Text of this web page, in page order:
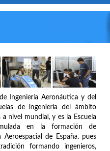
Ingeniería Aeronáutica y del
de ingeniería del ámbito
nivel mundial, y es la Escuela
en la formación de
de España. pues
formando ingenieros,